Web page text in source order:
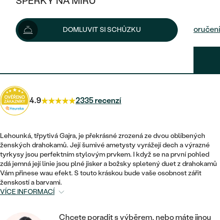
KOMBINOVANÉ ZLATO
DLE STYLU
ETERNITY
VINTAGE
NETRADIČNÍ
POSTRANNÍ KAMENY
HALO
VINTAGE
SNUBNÍ A ZÁSNUBNÍ SETY
NETRADIČNÍ
SESTAV SI SVŮJ PRSTEN
ZAČÍT S PRSTENEM
VÝPRODEJ
KDYŽ ŠPERKY POMÁHAJÍ
DLE TYPU
NÁUŠNICE
PRSTENY
PŘÍVĚSKY
NÁRAMKY
SETY
PÁNSKÉ ŠPERKY
PLATINOVÉ
PECKOVÉ
KRUHOVÉ
MINIMALISTICKÉ
VISACÍ
SOLITÉR
ZLATÉ
STŘÍBRNÉ
DLE STYLU
SOLITÉR
NAROZENÍ DÍTĚTE
PERSONALIZOVANÉ
SE ZNAMENÍM ZVĚROKRUHU
MINIMALISTICKÉ
ŠPERKY SKLADEM
VÝPRODEJ
DLE MATERIÁLU
ZLATÉ
PLATINOVÉ
DLE STYLU
ETERNITY
DOMLUVIT SI SCHŮZKU
16 890 Kč
Možnosti doručení
4.9 2335 recenzí
Lehounká, třpytivá Gajra, je překrásné zrozená ze dvou oblíbených
ženských drahokamů. Její šumivé ametysty vyrážejí dech a výrazné
tyrkysy jsou perfektním stylovým prvkem. I když se na první pohled
zdá jemná její linie jsou plné jisker a božsky spletený duet z drahokamů
Vám přinese wau efekt. S touto kráskou bude vaše osobnost zářit
ženskostí a barvami.
VÍCE INFORMACÍ
Chcete poradit s výběrem, nebo máte jinou